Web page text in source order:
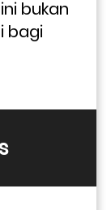
bukan
bagi